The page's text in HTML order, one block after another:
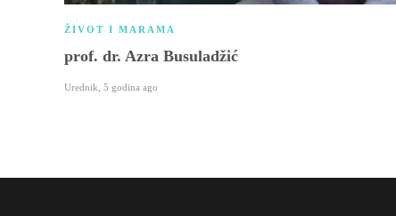
ŽIVOT I MARAMA
prof. dr. Azra Busuladžić
Urednik 5 godina ago